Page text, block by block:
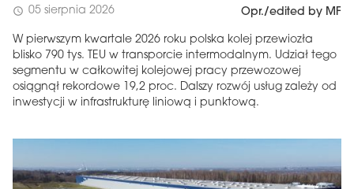
schedule 05 sierpnia 2026 Opr./edited by MF
W pierwszym kwartale 2026 roku polska kolej przewiozła
blisko 790 tys. TEU w transporcie intermodalnym. Udział tego
segmentu w całkowitej kolejowej pracy przewozowej
osiągnął rekordowe 19,2 proc. Dalszy rozwój usług zależy od
inwestycji w infrastrukturę liniową i punktową.